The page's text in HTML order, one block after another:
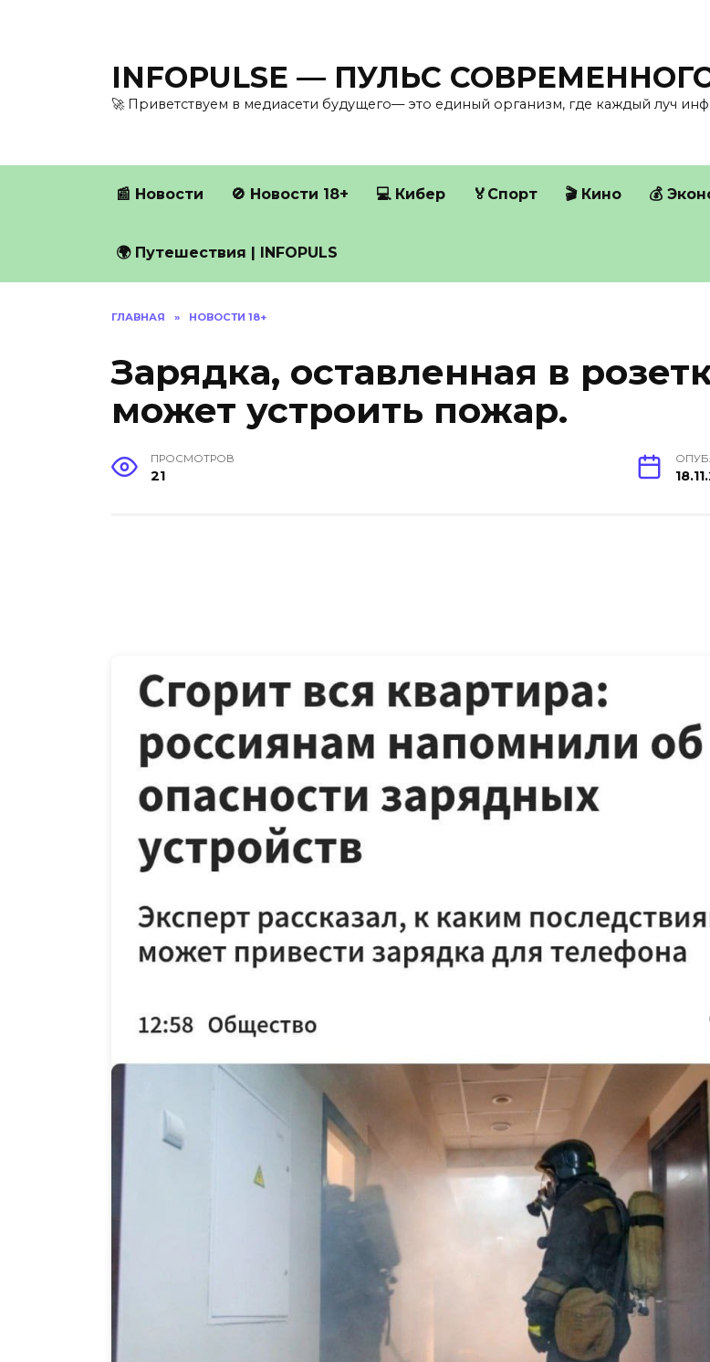
INFOPULSE — ПУЛЬС
🚀 Приветствуем в медиасети будущего— это единый организм, где каждый луч
📰 Новости 🚫 Новости 18+ 💻 Кибер 🏅Спорт 🎬 Кино 💰
🌍 Путешествия | INFOPULS
ГЛАВНАЯ » НОВОСТИ 18+
Зарядка, оставленная в
может устроить пожар.
ПРОСМОТРОВ
21